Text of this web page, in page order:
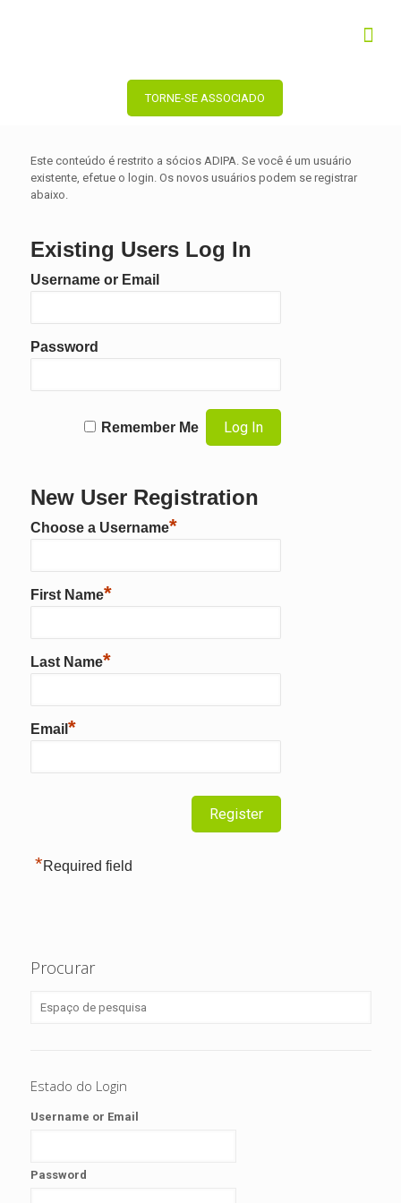
TORNE-SE ASSOCIADO
Este conteúdo é restrito a sócios ADIPA. Se você é um usuário
existente, efetue o login. Os novos usuários podem se registrar
abaixo.
Existing Users Log In
Username or Email
Password
Remember Me
New User Registration
Choose a Username*
First Name*
Last Name*
Email *
*Required field
Procurar
Estado do Login
Username or Email
Password